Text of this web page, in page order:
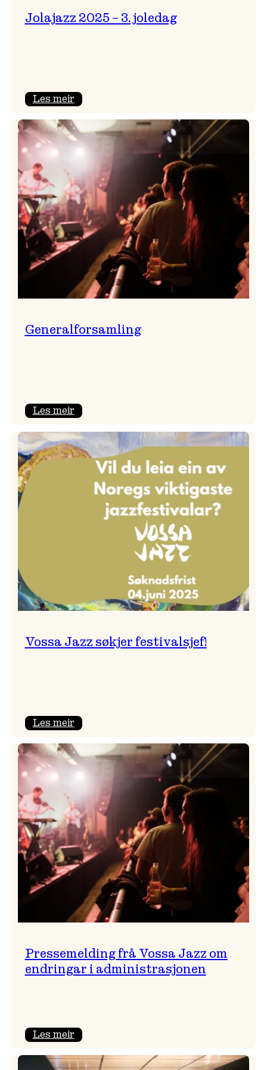
Jolajazz 2025 – 3. joledag
Les meir:
2025
–
joledag
Generalforsamling
Les meir:
Vossa Jazz søkjer festivalsjef!
Les meir:
Jazz
søkjer
Pressemelding frå Vossa Jazz om
endringar i administrasjonen
Les meir:
frå